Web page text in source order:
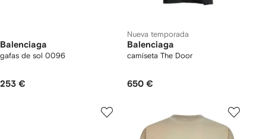
Balenciaga
gafas de sol 0096
253 €
Nueva temporada
Balenciaga
camiseta The Door
650 €